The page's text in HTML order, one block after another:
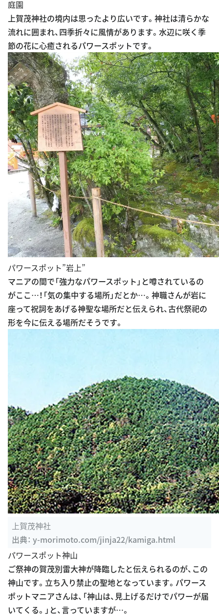
庭園
上賀茂神社の境内は思ったより広いです。神社は清らかな
流れに囲まれ、四季折々に風情があります。水辺に咲く季
節の花に心癒されるパワースポットです。
パワースポット”岩上”
マニアの間で「強力なパワースポット」と噂されているの
がここ…！「気の集中する場所」だとか…。神職さんが岩に
座って祝詞をあげる神聖な場所だと伝えられ、古代祭祀の
形を今に伝える場所だそうです。
上賀茂神社
出典： y-morimoto.com/jinja22/kamiga.html
パワースポット神山
ご祭神の賀茂別雷大神が降臨したと伝えられるのが、この
神山です。立ち入り禁止の聖地となっています。パワース
ポットマニアさんは、「神山は、見上げるだけでパワーが届
いてくる。」と、言っていますが…。